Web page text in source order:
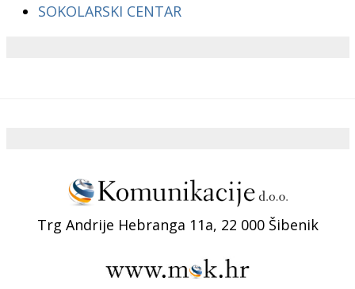
SOKOLARSKI CENTAR
Trg Andrije Hebranga 11a, 22 000 Šibenik